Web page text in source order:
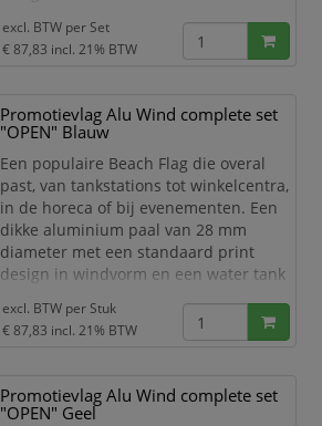
jouw gelegenheid. Een mooie vlag voor
jouw binnen- en buitenreclame.
print "open" en water tank voet
Meest populaire Beach Flag
excl. BTW per Set
€ 87,83 incl. 21% BTW
Promotievlag Alu Wind complete set
"OPEN" Blauw
Een populaire Beach Flag die overal
past, van tankstations tot winkelcentra,
in de horeca of bij evenementen. Een
dikke aluminium paal van 28 mm
diameter met een standaard print
design in windvorm en een water tank
jouw gelegenheid. Een mooie vlag voor
jouw binnen- en buitenreclame.
print "open" en water tank voet
Meest populaire Beach Flag
excl. BTW per Stuk
€ 87,83 incl. 21% BTW
Promotievlag Alu Wind complete set
"OPEN" Geel